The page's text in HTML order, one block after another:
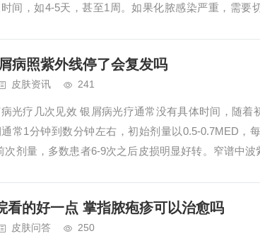
间，如4-5天，甚至1周。如果化脓感染严重，需要
病照紫外线停了会复发吗
皮肤资讯 241
光疗几次见效 银屑病光疗通常没有具体时间，随着
常1分钟到数分钟左右，初始剂量以0.5-0.7MED，
次剂量，多数患者6-9次之后皮损明显好转。窄谱中
看的好一点 掌指脓疱疹可以治愈吗
皮肤问答 250